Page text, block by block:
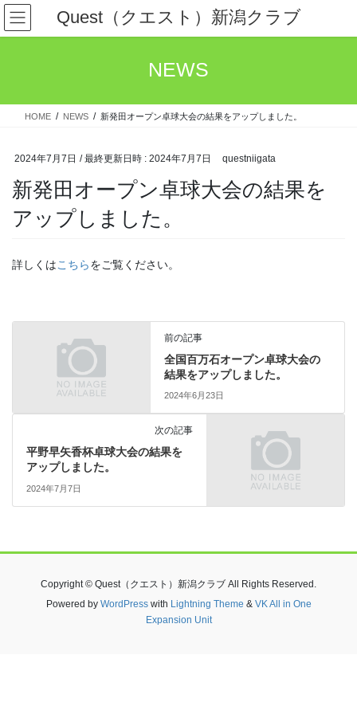
コ
ン
テ
ス
ナ
ビ
ゲ
ン
Quest（クエスト）新潟クラブ
NEWS
HOME NEWS 新発田オープン卓球大会の結果をアップしました。
2024年7月7日 / 最終更新日時 : 2024年7月7日 questniigata
新発田オープン卓球大会の結果を
アップしました。
詳しくはこちらをご覧ください。
前の記事
全国百万石オープン卓球大会の
結果をアップしました。
2024年6月23日
次の記事
平野早矢香杯卓球大会の結果を
アップしました。
2024年7月7日
Copyright © Quest（クエスト）新潟クラブ All Rights Reserved.
Powered by WordPresswith Lightning Theme & VK All in One
Expansion Unit